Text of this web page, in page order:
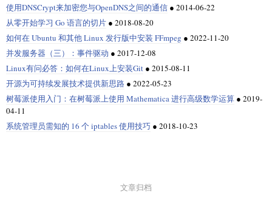
使用DNSCrypt来加密您与OpenDNS之间的通信 ● 2014-06-22
从零开始学习 Go 语言的切片 ● 2018-08-20
如何在 Ubuntu 和其他 Linux 发行版中安装 FFmpeg ● 2022-11-20
并发服务器（三）：事件驱动 ● 2017-12-08
Linux有问必答：如何在Linux上安装Git ● 2015-08-11
开源为可持续发展技术提供新思路 ● 2022-05-23
树莓派使用入门：在树莓派上使用 Mathematica 进行高级数学运算 ● 2019-
04-11
系统管理员需知的 16 个 iptables 使用技巧 ● 2018-10-23
文章归档